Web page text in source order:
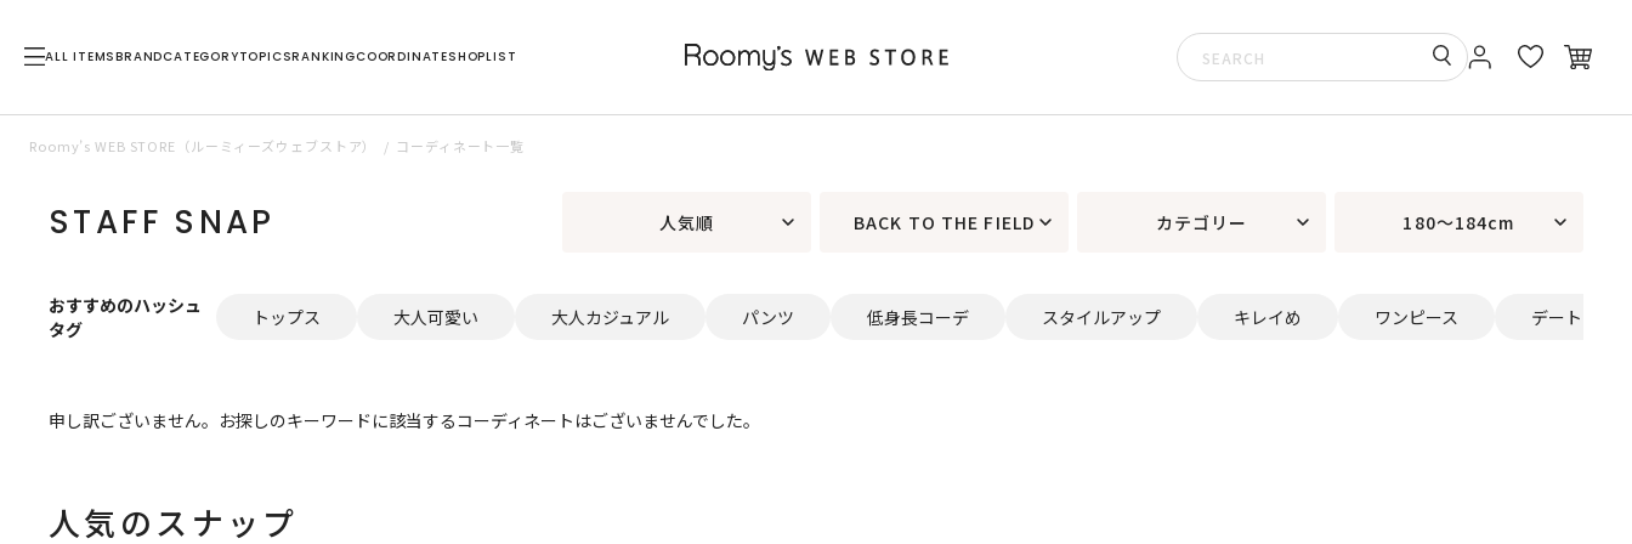
ALL ITEMSBRANDCATEGORYTOPICSRANKINGCOORDINATESHOPLIST
Roomy’s WEB STORE（ルーミィーズウェブストア） コーディネート一覧
STAFF SNAP 人気順 BACK TO THE FIELD カテゴリー 180～184cm
おすすめのハッシュ
タグ
トップス 大人可愛い 大人カジュアル パンツ 低身長コーデ スタイルアップ キレイめ ワンピース デート
申し訳ございません。お探しのキーワードに該当するコーディネートはございませんでした。
人気のスナップ